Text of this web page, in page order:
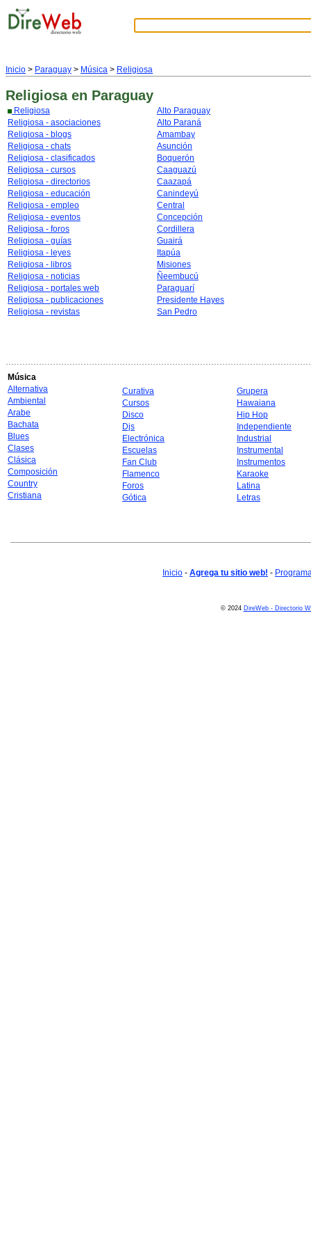
Inicio > Paraguay > Música > Religiosa
Religiosa en Paraguay
Religiosa
Religiosa - asociaciones
Religiosa - blogs
Religiosa - chats
Religiosa - clasificados
Religiosa - cursos
Religiosa - directorios
Religiosa - educación
Religiosa - empleo
Religiosa - eventos
Religiosa - foros
Religiosa - guías
Religiosa - leyes
Religiosa - libros
Religiosa - noticias
Religiosa - portales web
Religiosa - publicaciones
Religiosa - revistas
Alto Paraguay
Alto Paraná
Amambay
Asunción
Boquerón
Caaguazú
Caazapá
Canindeyú
Central
Concepción
Cordillera
Guairá
Itapúa
Misiones
Ñeembucú
Paraguarí
Presidente Hayes
San Pedro
Música
Alternativa
Ambiental
Arabe
Bachata
Blues
Clases
Clásica
Composición
Country
Cristiana
Curativa
Cursos
Disco
Djs
Electrónica
Escuelas
Fan Club
Flamenco
Foros
Gótica
Grupera
Hawaiana
Hip Hop
Independiente
Industrial
Instrumental
Instrumentos
Karaoke
Latina
Letras
Inicio - Agrega tu sitio web! -
© 2024 DireWeb - Directorio